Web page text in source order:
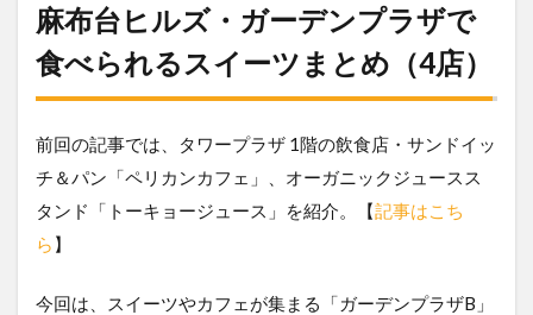
麻布台ヒルズ・ガーデンプラザで
食べられるスイーツまとめ（4店）
前回の記事では、タワープラザ 1階の飲食店・サンドイッ
チ＆パン「ペリカンカフェ」、オーガニックジュースス
タンド「トーキョージュース」を紹介。【記事はこち
ら 】
今回は、スイーツやカフェが集まる「ガーデンプラザB」